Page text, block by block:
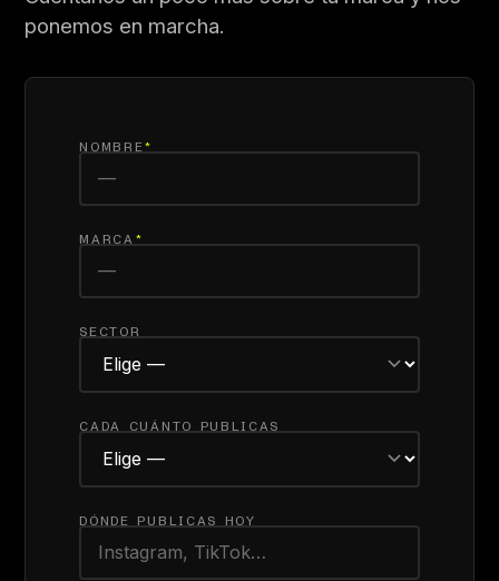
ponemos en marcha.
NOMBRE*
MARCA*
SECTOR
CADA CUÁNTO PUBLICAS
DÓNDE PUBLICAS HOY